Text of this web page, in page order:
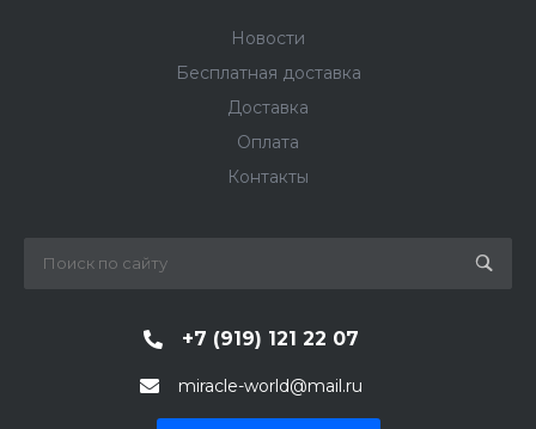
Новости
Бесплатная доставка
Доставка
Оплата
Контакты
+7 (919) 121 22 07
miracle-world@mail.ru